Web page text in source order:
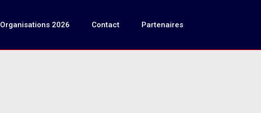
Organisations 2026 Contact Partenaires